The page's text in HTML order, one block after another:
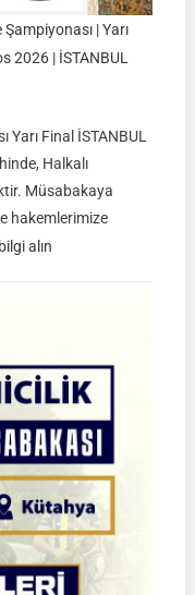
| Yarı
2026 | İSTANBUL
Final İSTANBUL
Halkalı
Müsabakaya
hakemlerimize
alın:
Türkiye
Şampiyonası
Yarı
Final
Müsabakaları
|
08-